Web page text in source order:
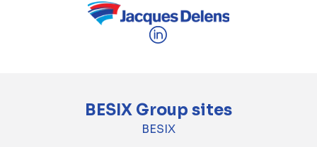
BESIX Group sites
BESIX